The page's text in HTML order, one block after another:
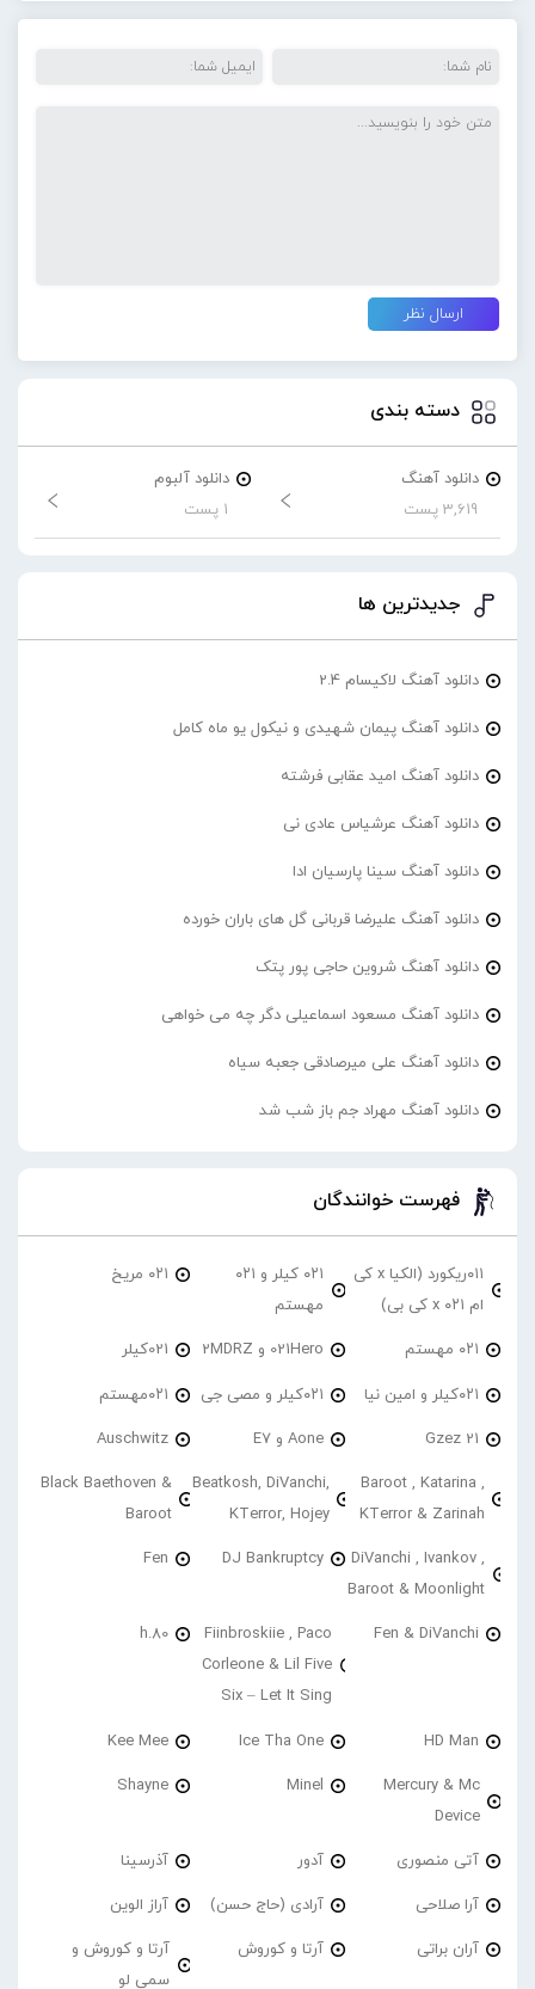
دسته بندی
دانلود آهنگ
3,619 پست
دانلود آلبوم
1 پست
جدیدترین ها
دانلود آهنگ لاکیسام 2.4
دانلود آهنگ پیمان شهیدی و نیکول یو ماه کامل
دانلود آهنگ امید عقابی فرشته
دانلود آهنگ عرشیاس عادی نی
دانلود آهنگ سینا پارسیان ادا
دانلود آهنگ علیرضا قربانی گل های باران خورده
دانلود آهنگ شروین حاجی پور پتک
دانلود آهنگ مسعود اسماعیلی دگر چه می خواهی
دانلود آهنگ علی میرصادقی جعبه سیاه
دانلود آهنگ مهراد جم باز شب شد
فهرست خوانندگان
۰۱۱ریکورد (الکیا x کی
ام ۰۲۱ x کی بی)
۰۲۱ کیلر و ۰۲۱
مهستم
۰۲۱ مریخ
۰۲۱ مهستم 021Hero و 2MDRZ 021کیلر
۰۲۱کیلر و امین نیا ۰۲۱کیلر و مصی جی ۰۲۱مهستم
21 Gzez Aone و E7 Auschwitz
Baroot , Katarina ,
KTerror & Zarinah
Beatkosh, DiVanchi,
KTerror, Hojey
Black Baethoven &
Baroot
DiVanchi , Ivankov ,
Baroot & Moonlight
DJ Bankruptcy
Fen
Fen & DiVanchi
Fiinbroskiie , Paco
Corleone & Lil Five
Six – Let It Sing
h.80
HD Man
Ice Tha One
Kee Mee
Mercury & Mc
Device
Minel
Shayne
آتی منصوری آدور آذرسینا
آرا صلاحی آرادی (حاج حسن) آراز الوین
آران براتی آرتا و کوروش
آرتا و کوروش و
سمی لو